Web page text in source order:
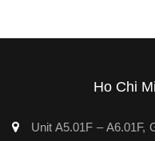
Ho Chi
Unit A5.01F – A6.01F,